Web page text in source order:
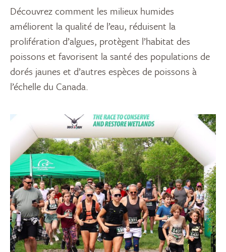
Découvrez comment les milieux humides
améliorent la qualité de l’eau, réduisent la
prolifération d’algues, protègent l’habitat des
poissons et favorisent la santé des populations de
dorés jaunes et d’autres espèces de poissons à
l’échelle du Canada.